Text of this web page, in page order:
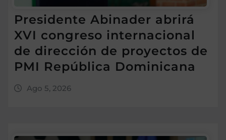
Presidente Abinader abrirá
XVI congreso internacional
de dirección de proyectos de
PMI República Dominicana
Ago 5, 2026